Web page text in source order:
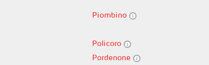
Piombino
Policoro
Pordenone